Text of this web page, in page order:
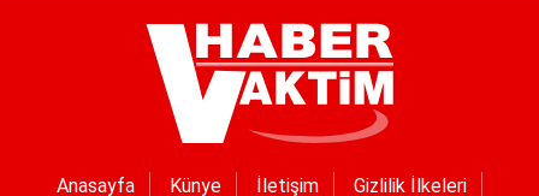
Anasayfa Künye İletişim Gizlilik İlkeleri